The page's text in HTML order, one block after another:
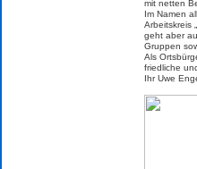
mit netten
Im Namen
Arbeitskreis
geht aber
Gruppen
Als
friedliche
Ihr Uwe